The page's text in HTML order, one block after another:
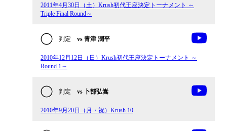
2011年4月30日（土）Krush初代王座決定トーナメント ～
Triple Final Round～
判定 vs 青津 潤平
2010年12月12日（日）Krush初代王座決定トーナメント ～
Round.1～
判定 vs 卜部弘嵩
2010年9月20日（月・祝）Krush.10